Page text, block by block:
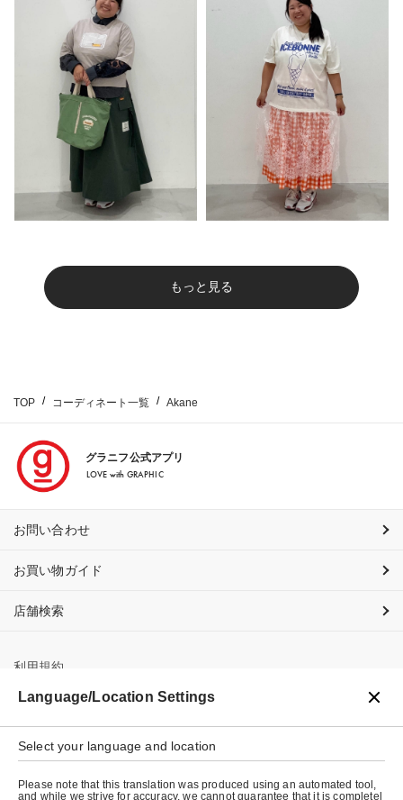
もっと見る
TOP コーディネート一覧 Akane
グラニフ公式アプリ
LOVE with GRAPHIC
お問い合わせ
お買い物ガイド
店舗検索
利用規約
プライバシーポリシー
特定商取引法に基づく表示
会社概要
Language/Location Settings
Select your language and location
Please note that this translation was produced using an automated tool,
and while we strive for accuracy, we cannot guarantee that it is completel